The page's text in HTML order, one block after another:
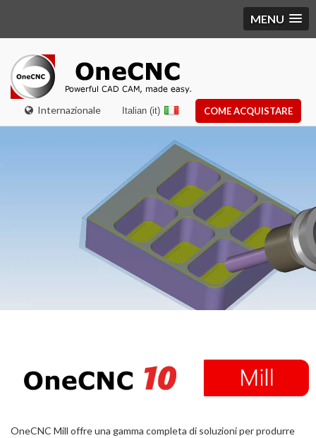
MENU
Internazionale COME ACQUISTARE
Italian (it)
OneCNC Mill offre una gamma completa di soluzioni per produrre